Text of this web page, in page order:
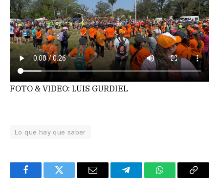
FOTO & VIDEO: LUIS GURDIEL
Lo que hay que saber